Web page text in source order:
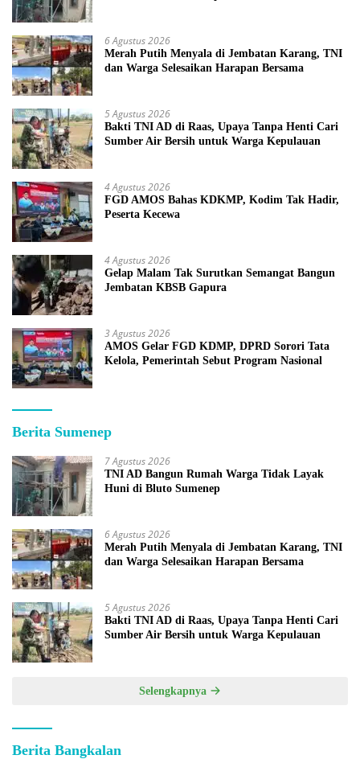
6 Agustus 2026
Merah Putih Menyala di Jembatan Karang, TNI
dan Warga Selesaikan Harapan Bersama
5 Agustus 2026
Bakti TNI AD di Raas, Upaya Tanpa Henti Cari
Sumber Air Bersih untuk Warga Kepulauan
4 Agustus 2026
FGD AMOS Bahas KDKMP, Kodim Tak Hadir,
Peserta Kecewa
4 Agustus 2026
Gelap Malam Tak Surutkan Semangat Bangun
Jembatan KBSB Gapura
3 Agustus 2026
AMOS Gelar FGD KDMP, DPRD Sorori Tata
Kelola, Pemerintah Sebut Program Nasional
Berita Sumenep
7 Agustus 2026
TNI AD Bangun Rumah Warga Tidak Layak
Huni di Bluto Sumenep
6 Agustus 2026
Merah Putih Menyala di Jembatan Karang, TNI
dan Warga Selesaikan Harapan Bersama
5 Agustus 2026
Bakti TNI AD di Raas, Upaya Tanpa Henti Cari
Sumber Air Bersih untuk Warga Kepulauan
Selengkapnya
Berita Bangkalan